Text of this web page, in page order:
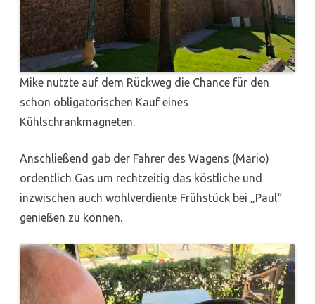
Mike nutzte auf dem Rückweg die Chance für den
schon obligatorischen Kauf eines
Kühlschrankmagneten.
Anschließend gab der Fahrer des Wagens (Mario)
ordentlich Gas um rechtzeitig das köstliche und
inzwischen auch wohlverdiente Frühstück bei „Paul“
genießen zu können.